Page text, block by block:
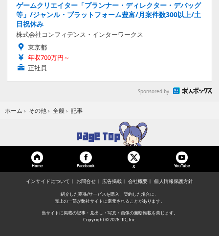
ゲームクリエイター「プランナー・ディレクター・デバッグ
等」/ジャンル・プラットフォーム豊富/月案件数300以上/土
日祝休み
株式会社コンフィデンス・インターワークス
東京都
年収700万円～
正社員
Sponsored by
ホーム › その他 › 全般 › 記事
Home Facebook X YouTube
インサイドについて お問合せ 広告掲載 会社概要 個人情報保護方針
紹介した商品/サービスを購入、契約した場合に、
売上の一部が弊社サイトに還元されることがあります。
当サイトに掲載の記事・見出し・写真・画像の無断転載を禁じます。
Copyright © 2026 IID, Inc.